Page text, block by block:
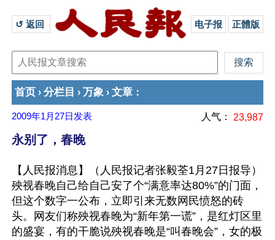
↺ 返回 电子报 正體版
首页 › 分栏目 › 万象 › 文章 ：
2009年1月27日 发表 人气： 23,987
永别了，春晚
【人民报消息】（人民报记者张毅荃1月27日报导）
殃视春晚自己给自己安了个“满意率达80%”的门面，
但这个数字一公布，立即引来无数网民愤怒的砖
头。网友们称殃视春晚为“新年第一谎”，是红灯区里
的盛宴，有的干脆说殃视春晚是“叫春晚会”，女的极